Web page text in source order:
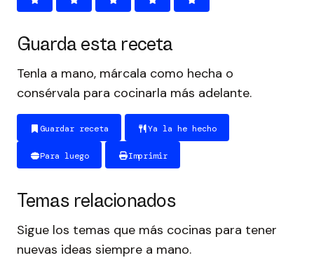
Guarda esta receta
Tenla a mano, márcala como hecha o
consérvala para cocinarla más adelante.
Guardar receta Ya la he hecho
Para luego Imprimir
Temas relacionados
Sigue los temas que más cocinas para tener
nuevas ideas siempre a mano.